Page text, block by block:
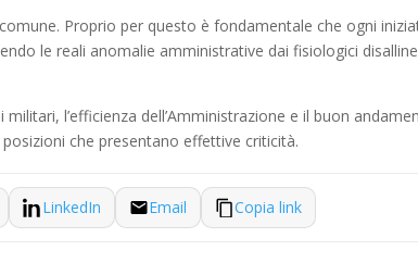
Proprio per questo è fondamentale che ogni
le reali anomalie amministrative dai fisiologici
l’efficienza dell’Amministrazione e il buon
che presentano effettive criticità.
LinkedIn Email Copia link